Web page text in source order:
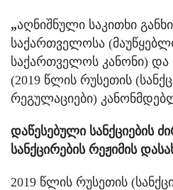
„აღნიშნული საკითხი
საქართველოსა
საქართველოს კანონი)
(2019 წლის რუსეთის
რეგულაციები)
დაწესებული სანქციების
სანქცირების რეჟიმის
2019 წლის რუსეთის